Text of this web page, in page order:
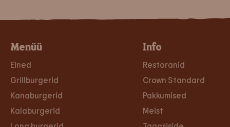
Menüü
Eined
Grillburgerid
Kanaburgerid
Kalaburgerid
Info
Restoranid
Crown Standard
Pakkumised
Meist